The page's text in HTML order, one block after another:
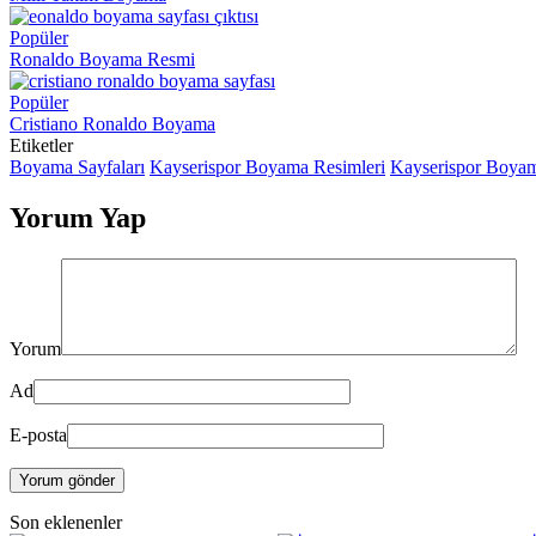
Popüler
Ronaldo Boyama Resmi
Popüler
Cristiano Ronaldo Boyama
Etiketler
Boyama Sayfaları Kayserispor Boyama Resimleri Kayserispor
Yorum Yap
Yorum
Ad
E-posta
Yorum gönder
Son eklenenler